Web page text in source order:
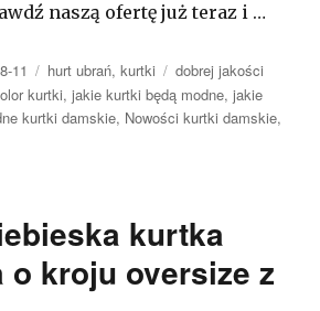
naszą ofertę już teraz i …
11 Kategorie
hurt ubrań,kurtki Tagi
dobrej jakości
kurtki,jakie kurtki będą modne,jakie
kurtki damskie, Nowości kurtki damskie,
kurtka
o kroju oversize z